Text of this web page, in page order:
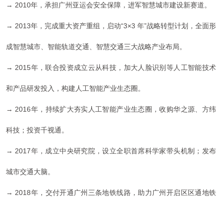
→ 2010年， 承担广州亚运会安全保障，进军智慧城市建设新赛道。
→ 2013年， 完成重大资产重组，启动“3×3 年”战略转型计划，全面形
成智慧城市、智能轨道交通、智慧交通三大战略产业布局。
→ 2015年，联合投资成立云从科技，加大人脸识别等人工智能技术
和产品研发投入，构建人工智能产业生态圈。
→ 2016年， 持续扩大夯实 人工智能产业生态圈，收购华之源、方纬
科技；投资千视通。
→ 2017年，成立中央研究院，设立全职首席科学家带头机制；发布
城市交通大脑。
→ 2018年， 交付开通广州三条地铁线路，助力广州开启区区通地铁